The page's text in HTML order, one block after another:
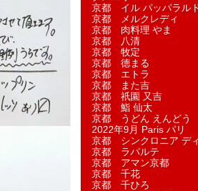
京都 イル パッパラル
京都 メルクレディ
京都 肉料理 やま
京都 八清
京都 牧定
京都 徳まる
京都 エトラ
京都 また吉
京都 祇園 又吉
京都 鮨 仙太
京都 うどん えんどう
2022年9月 Paris パリ
京都 シンクロニア デ
京都 ラパルテ
京都 アマン京都
京都 千花
京都 千ひろ